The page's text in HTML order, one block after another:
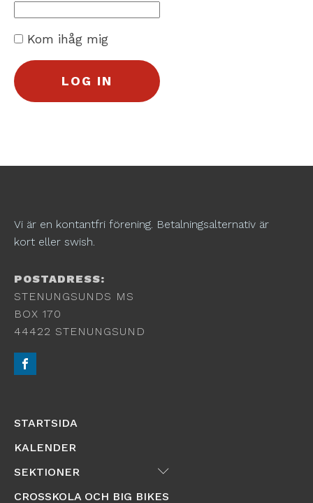
Kom ihåg mig
Vi är en kontantfri förening. Betalningsalternativ är
kort eller swish.
POSTADRESS:
STENUNGSUNDS MS
BOX 170
44422 STENUNGSUND
STARTSIDA
KALENDER
SEKTIONER
Submenu
CROSSKOLA OCH BIG BIKES